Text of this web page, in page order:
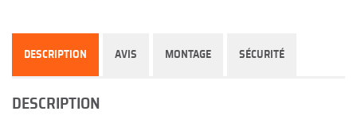
DESCRIPTION AVIS MONTAGE SÉCURITÉ
DESCRIPTION